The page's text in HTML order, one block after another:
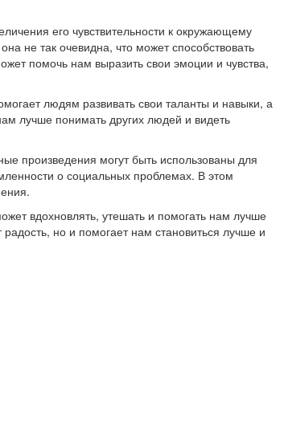
его чувствительности к окружающему
не так очевидна, что может способствовать
помочь нам выразить свои эмоции и чувства,
людям развивать свои таланты и навыки, а
лучше понимать других людей и видеть
произведения могут быть использованы для
о социальных проблемах. В этом
вдохновлять, утешать и помогать нам лучше
но и помогает нам становиться лучше и